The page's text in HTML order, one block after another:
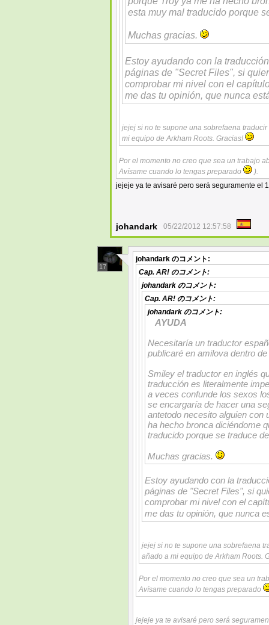
esta muy mal traducido porque
Muchas gracias.
Estoy ayudando con la
páginas de "Secret Files", si
comprobar mi nivel con el
me das tu opinión, que nunca
jejej si no te supone una sobrefaena
mi equipo de Arkham Roots. Gracias!
Por el momento no creo que sea un trabajo
Avísame cuando lo tengas preparado
).
jejeje ya te avisaré pero será seguramente el
johandark 05/22/2012 12:57:58
17
johandark のコメント:
Cap. AR! のコメント:
johandark のコメント:
Cap. AR! のコメント:
johandark のコメント:
AYUDA
Necesitaría un traductor
publicaré en amilova dentro
Smiley el traductor en inglés
traducción es literalmente
a veces confunde los sexos
se encargaría de hacer una
antetodo necesito alguien con
ha hecho bronca diciéndome
traducido porque se traduce
Muchas gracias.
Estoy ayudando con la
páginas de "Secret Files", si
comprobar mi nivel con el
me das tu opinión, que nunca
jejej si no te supone una sobrefaena
añado a mi equipo de Arkham Roots.
Por el momento no creo que sea un
Avísame cuando lo tengas preparado
jejeje ya te avisaré pero será